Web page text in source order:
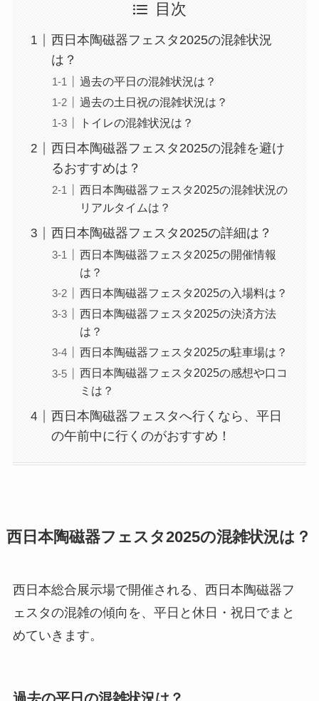
目次
西日本陶磁器フェスタ2025の混雑状況
は？
過去の平日の混雑状況は？
過去の土日祝の混雑状況は？
トイレの混雑状況は？
西日本陶磁器フェスタ2025の混雑を避け
るおすすめは？
西日本陶磁器フェスタ2025の混雑状況の
リアルタイムは？
西日本陶磁器フェスタ2025の詳細は？
西日本陶磁器フェスタ2025の開催情報
は？
西日本陶磁器フェスタ2025の入場料は？
西日本陶磁器フェスタ2025の決済方法
は？
西日本陶磁器フェスタ2025の駐車場は？
西日本陶磁器フェスタ2025の感想や口コ
ミは？
西日本陶磁器フェスタへ行くなら、平日
の午前中に行くのがおすすめ！
西日本陶磁器フェスタ2025の混雑状況は？
西日本総合展示場で開催される、西日本陶磁器フ
ェスタの混雑の傾向を、平日と休日・祝日でまと
めていきます。